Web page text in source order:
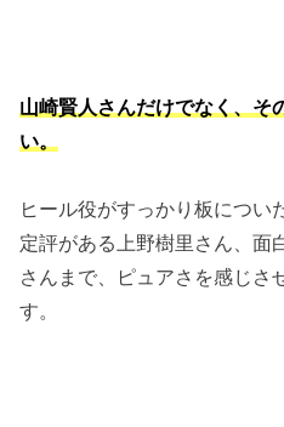
山崎賢人さんだけでなく、そ
い。
ヒール役がすっかり板につい
定評がある上野樹里さん、面
さんまで、ピュアさを感じさ
す。